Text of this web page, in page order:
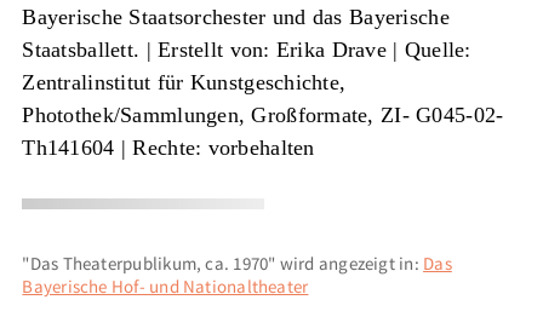
Bayerische Staatsorchester und das Bayerische
Staatsballett. |Erstellt von: Erika Drave| Quelle:
Zentralinstitut für Kunstgeschichte,
Photothek/Sammlungen, Großformate, ZI- G045-02-
Th141604 | Rechte: vorbehalten
"Das Theaterpublikum, ca. 1970" wird angezeigt in: Das
Bayerische Hof- und Nationaltheater